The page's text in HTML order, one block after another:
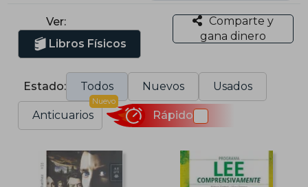
Ver:
Libros Físicos
Comparte y
gana dinero
Estado: Todos Nuevos Usados
Anticuarios
Nuevo
Rápido